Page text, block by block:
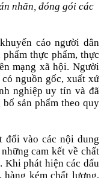
nhãn, đóng gói các
cáo người dân
thực phẩm, thực
mạng xã hội. Người
nguồn gốc, xuất xứ
nghiệp uy tín và đã
sản phẩm theo quy
đối vào các nội dung
cam kết về chất
Khi phát hiện các dấu
hàng kém chất lượng,